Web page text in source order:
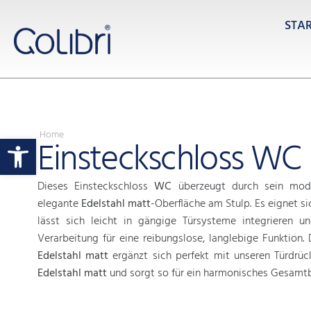
Werkzeugleiste öffnen
Home
Einsteckschloss WC
Dieses EinsteckschlossWC überzeugt durch sein
eleganteEdelstahl matt-Oberfläche am Stulp. Es eignet
lässt sich leicht in gängige Türsysteme integrieren
Verarbeitung für eine reibungslose, langlebige Funktion.
Edelstahl mattergänzt sich perfekt mit unseren
Edelstahl mattund sorgt so für ein harmonisches